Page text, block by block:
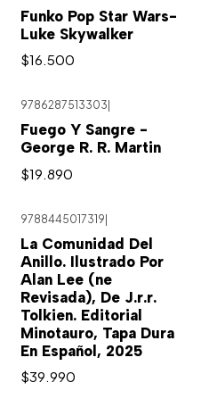
Funko Pop Star Wars-
Luke Skywalker
$16.500
9786287513303
Fuego Y Sangre -
George R. R. Martin
$19.890
9788445017319|
La Comunidad Del
Anillo. Ilustrado Por
Alan Lee (ne
Revisada), De J.r.r.
Tolkien. Editorial
Minotauro, Tapa Dura
En Español, 2025
$39.990